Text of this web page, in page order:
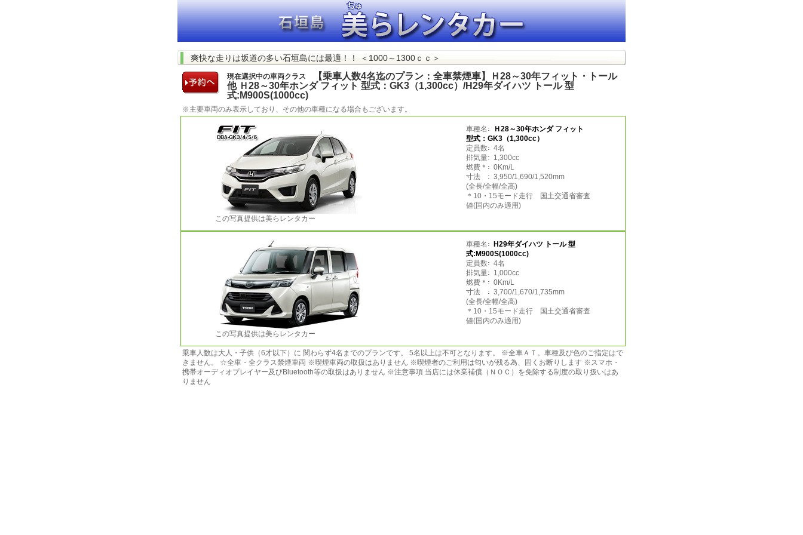
爽快な走りは坂道の多い石垣島には最適！！ ＜1000～1300ｃｃ＞
現在選択中の車両クラス
【乗車人数4名迄のプラン：全車禁煙車】Ｈ28～30年フィット・トール
他 Ｈ28～30年ホンダ フィット 型式：GK3（1,300cc）/H29年ダイハツ トール 型
式:M900S(1000cc)
※主要車両のみ表示しており、その他の車種になる場合もございます。
車種名
Ｈ28～30年ホンダ フィット
型式：GK3（1,300cc）
定員数
4名
排気量
1,300cc
燃費＊
0Km/L
寸法
3,950/1,690/1,520mm
(全長/全幅/全高)
＊10・15モード走行 国土交通省審査
値(国内のみ適用)
この写真提供は美らレンタカー
車種名
H29年ダイハツ トール 型
式:M900S(1000cc)
定員数
4名
排気量
1,000cc
燃費＊
0Km/L
寸法
3,700/1,670/1,735mm
(全長/全幅/全高)
＊10・15モード走行 国土交通省審査
値(国内のみ適用)
この写真提供は美らレンタカー
乗車人数は大人・子供（6才以下）に 関わらず4名までのプランです。 5名以上は不可となります。 ※全車ＡＴ。車種及び色のご指定はで
きません。 ☆全車・全クラス禁煙車両 ※喫煙車両の取扱はありません ※喫煙者のご利用は匂いが残る為、固くお断りします ※スマホ・
携帯オーディオプレイヤー及びBluetooth等の取扱はありません ※注意事項 当店には休業補償（ＮＯＣ）を免除する制度の取り扱いはあ
りません